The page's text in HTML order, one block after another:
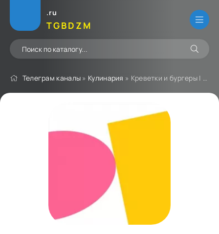
.ru
TGBDZM
Телеграм каналы » Кулинария » Креветки и бургеры | Сеть ресторанов | Екб